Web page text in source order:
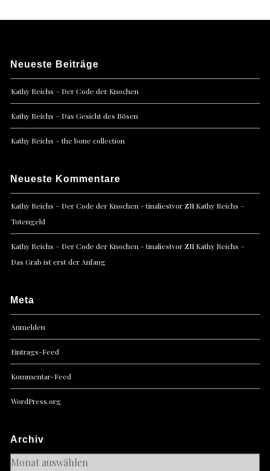
Neueste Beiträge
Kathy Reichs – Der Code der Knochen
Kathy Reichs – Das Gesicht des Bösen
Kathy Reichs – the bone collection
Neueste Kommentare
Kathy Reichs – Der Code der Knochen - tinaliestvorzu Kathy Reichs –
Totengeld
Kathy Reichs – Der Code der Knochen - tinaliestvorzu Kathy Reichs –
Das Grab ist erst der Anfang
Meta
Anmelden
Eintrags-Feed
Kommentar-Feed
WordPress.org
Archiv
Archiv